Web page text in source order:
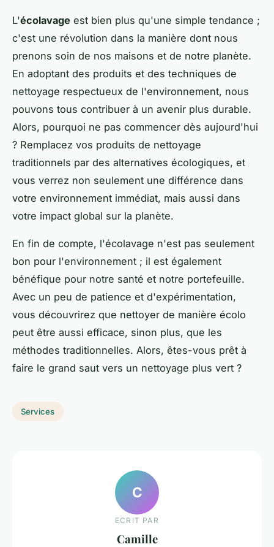
L'écolavage est bien plus qu'une simple tendance ;
c'est une révolution dans la manière dont nous
prenons soin de nos maisons et de notre planète.
En adoptant des produits et des techniques de
nettoyage respectueux de l'environnement, nous
pouvons tous contribuer à un avenir plus durable.
Alors, pourquoi ne pas commencer dès aujourd'hui
? Remplacez vos produits de nettoyage
traditionnels par des alternatives écologiques, et
vous verrez non seulement une différence dans
votre environnement immédiat, mais aussi dans
votre impact global sur la planète.
En fin de compte, l'écolavage n'est pas seulement
bon pour l'environnement ; il est également
bénéfique pour notre santé et notre portefeuille.
Avec un peu de patience et d'expérimentation,
vous découvrirez que nettoyer de manière écolo
peut être aussi efficace, sinon plus, que les
méthodes traditionnelles. Alors, êtes-vous prêt à
faire le grand saut vers un nettoyage plus vert ?
Services
C
ECRIT PAR
Camille